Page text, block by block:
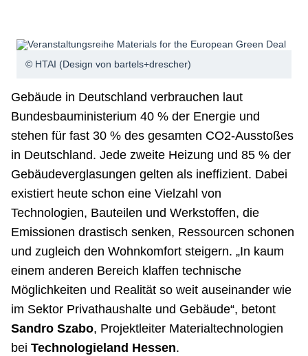
© HTAI (Design von bartels+drescher)
Gebäude in Deutschland verbrauchen laut
Bundesbauministerium 40 % der Energie und
stehen für fast 30 % des gesamten CO2-Ausstoßes
in Deutschland. Jede zweite Heizung und 85 % der
Gebäudeverglasungen gelten als ineffizient. Dabei
existiert heute schon eine Vielzahl von
Technologien, Bauteilen und Werkstoffen, die
Emissionen drastisch senken, Ressourcen schonen
und zugleich den Wohnkomfort steigern. „In kaum
einem anderen Bereich klaffen technische
Möglichkeiten und Realität so weit auseinander wie
im Sektor Privathaushalte und Gebäude“, betont
Sandro Szabo, Projektleiter Materialtechnologien
bei Technologieland Hessen.